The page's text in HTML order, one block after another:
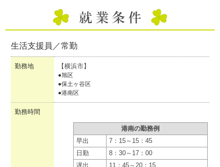
生活支援員／常勤
勤務地 【横浜市】
●旭区
●保土ヶ谷区
●港南区
勤務時間
港南の勤務例
早出
7：15～15：45
日勤
8：30～17：00
遅出
11：45～20：15